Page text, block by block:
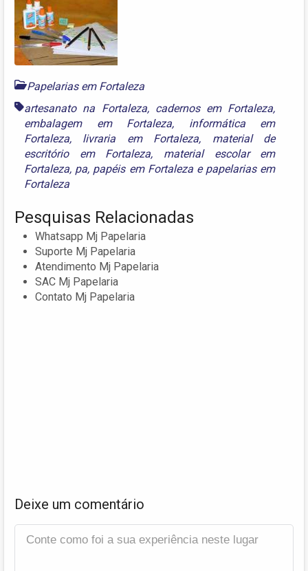
Papelarias em Fortaleza
artesanato na Fortaleza, cadernos em Fortaleza,
embalagem em Fortaleza, informática em
Fortaleza, livraria em Fortaleza, material de
escritório em Fortaleza, material escolar em
Fortaleza, pa, papéis em Fortalezae papelarias em
Fortaleza
Pesquisas Relacionadas
Whatsapp Mj Papelaria
Suporte Mj Papelaria
Atendimento Mj Papelaria
SAC Mj Papelaria
Contato Mj Papelaria
Deixe um comentário